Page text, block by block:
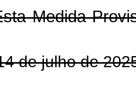
Medida
de julho de